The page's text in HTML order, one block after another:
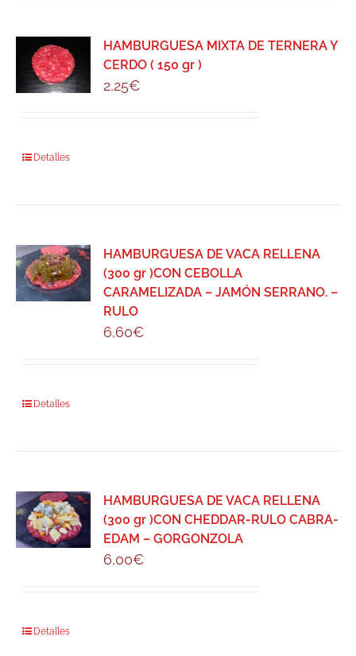
HAMBURGUESA MIXTA DE TERNERA Y
CERDO ( 150 gr )
2,25€
Detalles
HAMBURGUESA DE VACA RELLENA
(300 gr )CON CEBOLLA
CARAMELIZADA – JAMÓN SERRANO. –
RULO
6,60€
Detalles
HAMBURGUESA DE VACA RELLENA
(300 gr )CON CHEDDAR-RULO CABRA-
EDAM – GORGONZOLA
6,00€
Detalles